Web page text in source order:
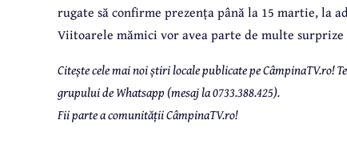
rugate să confirme prezența până la 15 martie, la
Viitoarele mămici vor avea parte de multe surprize
Citește cele mai noi știri locale publicate pe CâmpinaTV.ro!
grupului de Whatsapp (mesaj la 0733.388.425).
Fii parte a comunității CâmpinaTV.ro!